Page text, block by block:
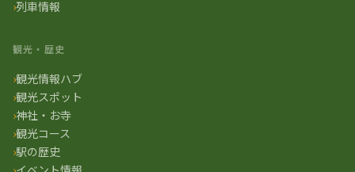
列車情報
観光・歴史
観光情報ハブ
観光スポット
神社・お寺
観光コース
駅の歴史